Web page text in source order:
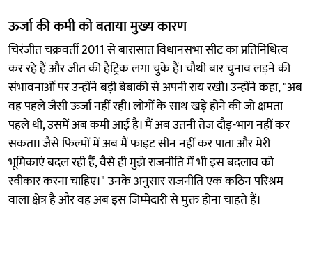
ऊर्जा की कमी को बताया मुख्य कारण
चिरंजीत चक्रवर्ती 2011 से बारासात विधानसभा सीट का प्रतिनिधित्व
कर रहे हैं और जीत की हैट्रिक लगा चुके हैं। चौथी बार चुनाव लड़ने की
संभावनाओं पर उन्होंने बड़ी बेबाकी से अपनी राय रखी। उन्होंने कहा, "अब
वह पहले जैसी ऊर्जा नहीं रही। लोगों के साथ खड़े होने की जो क्षमता
पहले थी, उसमें अब कमी आई है। मैं अब उतनी तेज दौड़-भाग नहीं कर
सकता। जैसे फिल्मों में अब मैं फाइट सीन नहीं कर पाता और मेरी
भूमिकाएं बदल रही हैं, वैसे ही मुझे राजनीति में भी इस बदलाव को
स्वीकार करना चाहिए।" उनके अनुसार राजनीति एक कठिन परिश्रम
वाला क्षेत्र है और वह अब इस जिम्मेदारी से मुक्त होना चाहते हैं।